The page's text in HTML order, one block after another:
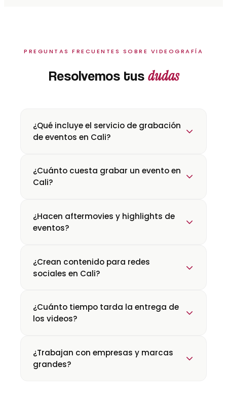
PREGUNTAS FRECUENTES SOBRE VIDEOGRAFÍA
Resolvemos tus dudas
¿Qué incluye el servicio de grabación
de eventos en Cali?
¿Cuánto cuesta grabar un evento en
Cali?
¿Hacen aftermovies y highlights de
eventos?
¿Crean contenido para redes
sociales en Cali?
¿Cuánto tiempo tarda la entrega de
los videos?
¿Trabajan con empresas y marcas
grandes?